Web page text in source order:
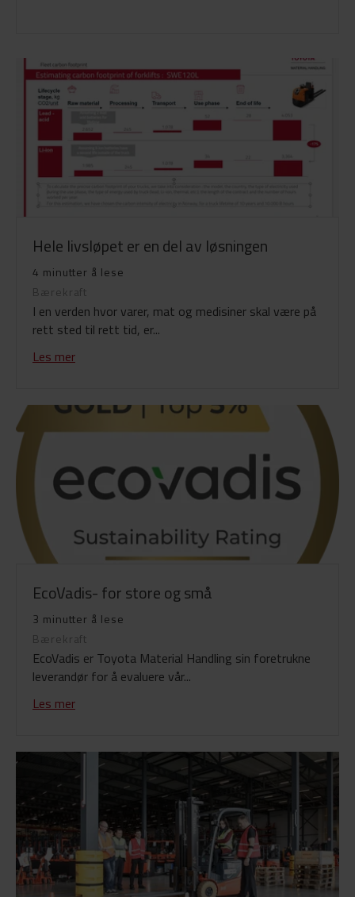
Hele livsløpet er en del av løsningen
4 minutter å lese
Bærekraft
I en verden hvor varer, mat og medisiner skal være på
rett sted til rett tid, er...
Les mer
EcoVadis- for store og små
3 minutter å lese
Bærekraft
EcoVadis er Toyota Material Handling sin foretrukne
leverandør for å evaluere vår...
Les mer